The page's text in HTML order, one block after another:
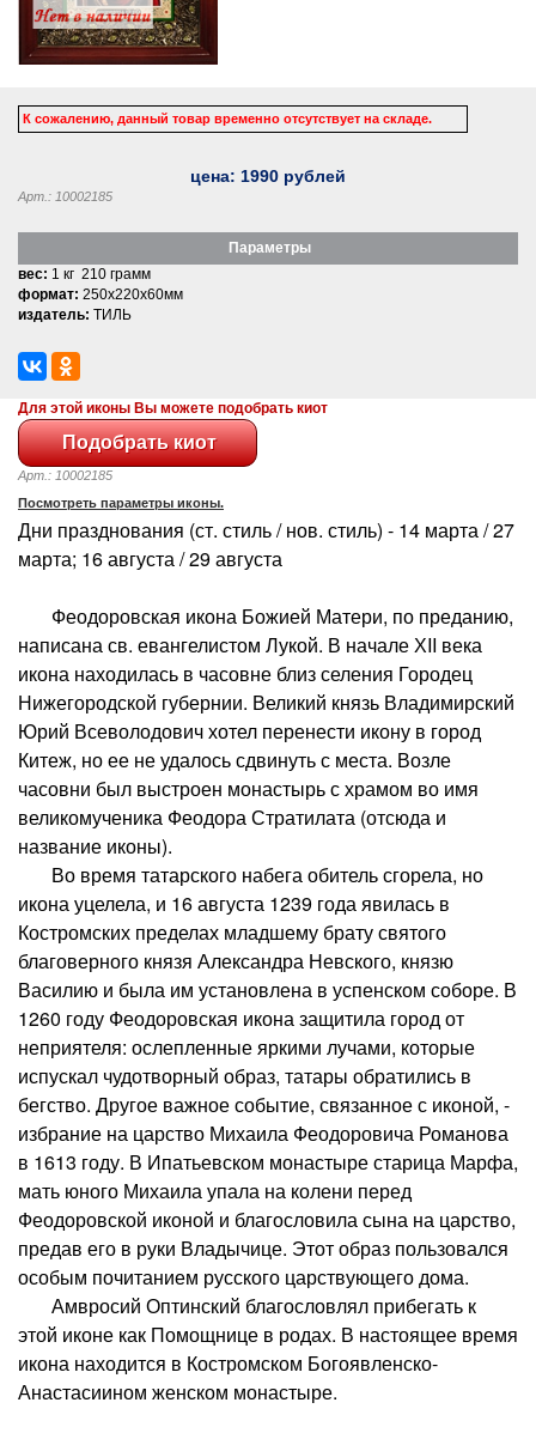
К сожалению, данный товар временно отсутствует на складе.
цена: 1990 рублей
Арт.: 10002185
Параметры
вес: 1 кг 210 грамм
формат: 250x220x60мм
издатель: ТИЛЬ
Для этой иконы Вы можете подобрать киот
Арт.: 10002185
Посмотреть параметры иконы.
Дни празднования (ст. стиль / нов. стиль) - 14 марта / 27
марта; 16 августа / 29 августа
Феодоровская икона Божией Матери, по преданию,
написана св. евангелистом Лукой. В начале ХII века
икона находилась в часовне близ селения Городец
Нижегородской губернии. Великий князь Владимирский
Юрий Всеволодович хотел перенести икону в город
Китеж, но ее не удалось сдвинуть с места. Возле
часовни был выстроен монастырь с храмом во имя
великомученика Феодора Стратилата (отсюда и
название иконы).
Во время татарского набега обитель сгорела, но
икона уцелела, и 16 августа 1239 года явилась в
Костромских пределах младшему брату святого
благоверного князя Александра Невского, князю
Василию и была им установлена в успенском соборе. В
1260 году Феодоровская икона защитила город от
неприятеля: ослепленные яркими лучами, которые
испускал чудотворный образ, татары обратились в
бегство. Другое важное событие, связанное с иконой, -
избрание на царство Михаила Феодоровича Романова
в 1613 году. В Ипатьевском монастыре старица Марфа,
мать юного Михаила упала на колени перед
Феодоровской иконой и благословила сына на царство,
предав его в руки Владычице. Этот образ пользовался
особым почитанием русского царствующего дома.
Амвросий Оптинский благословлял прибегать к
этой иконе как Помощнице в родах. В настоящее время
икона находится в Костромском Богоявленско-
Анастасиином женском монастыре.